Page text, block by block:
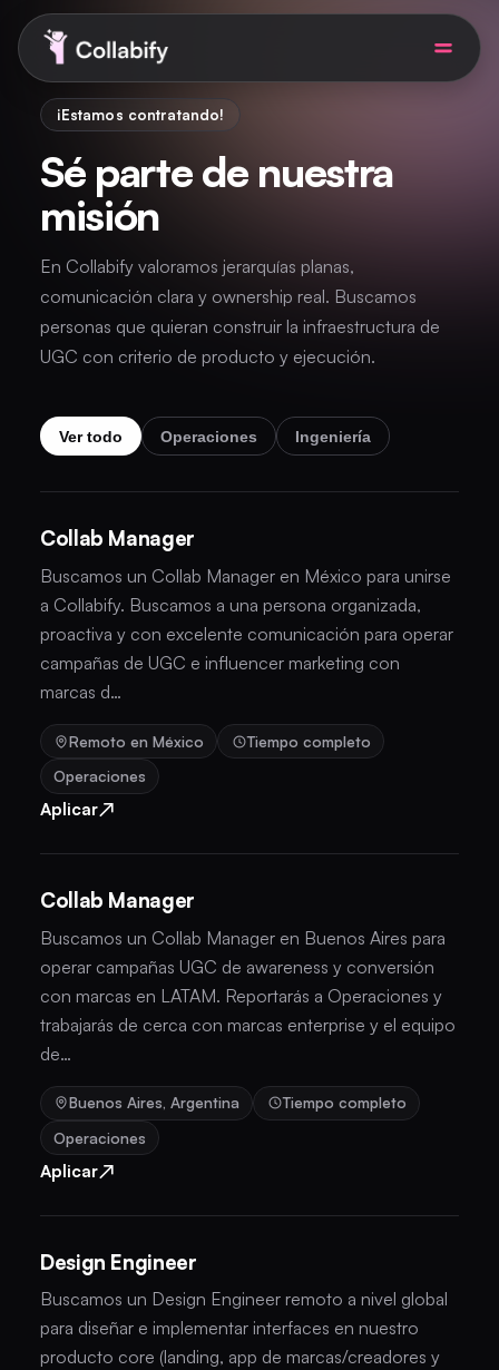
¡Estamos contratando!
Sé parte de nuestra
misión
En Collabify valoramos jerarquías planas,
comunicación clara y ownership real. Buscamos
personas que quieran construir la infraestructura de
UGC con criterio de producto y ejecución.
Ver todo Operaciones Ingeniería
Collab Manager
Buscamos un Collab Manager en México para unirse
a Collabify. Buscamos a una persona organizada,
proactiva y con excelente comunicación para operar
campañas de UGC e influencer marketing con
marcas d…
Remoto en México
Tiempo completo
Operaciones
Aplicar↗
Collab Manager
Buscamos un Collab Manager en Buenos Aires para
operar campañas UGC de awareness y conversión
con marcas en LATAM. Reportarás a Operaciones y
trabajarás de cerca con marcas enterprise y el equipo
de…
Buenos Aires, Argentina
Tiempo completo
Operaciones
Aplicar↗
Design Engineer
Buscamos un Design Engineer remoto a nivel global
para diseñar e implementar interfaces en nuestro
producto core (landing, app de marcas/creadores y
Soluciones para empresas
Precios
AI UGC Studio
Soy creadora
ES Agendar demo